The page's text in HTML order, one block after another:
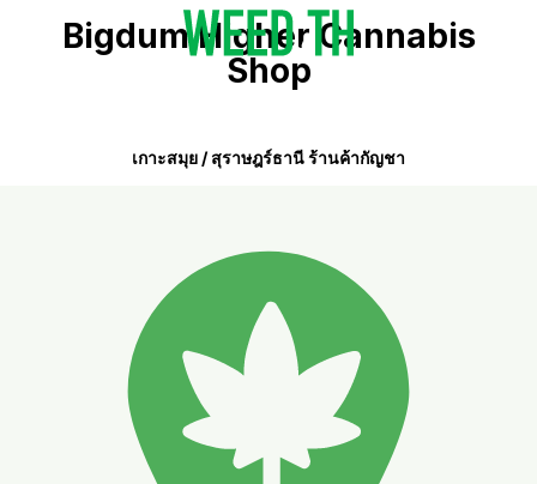
Bigdum Higher Cannabis
Shop
เกาะสมุย / สุราษฎร์ธานี ร้านค้ากัญชา